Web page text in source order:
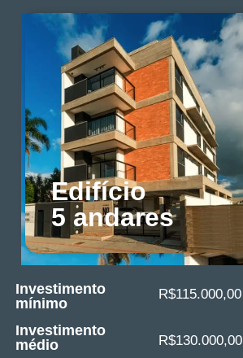
Edifício
5 andares
Investimento
mínimo
Investimento
médio
R$115.000,00
R$130.000,00